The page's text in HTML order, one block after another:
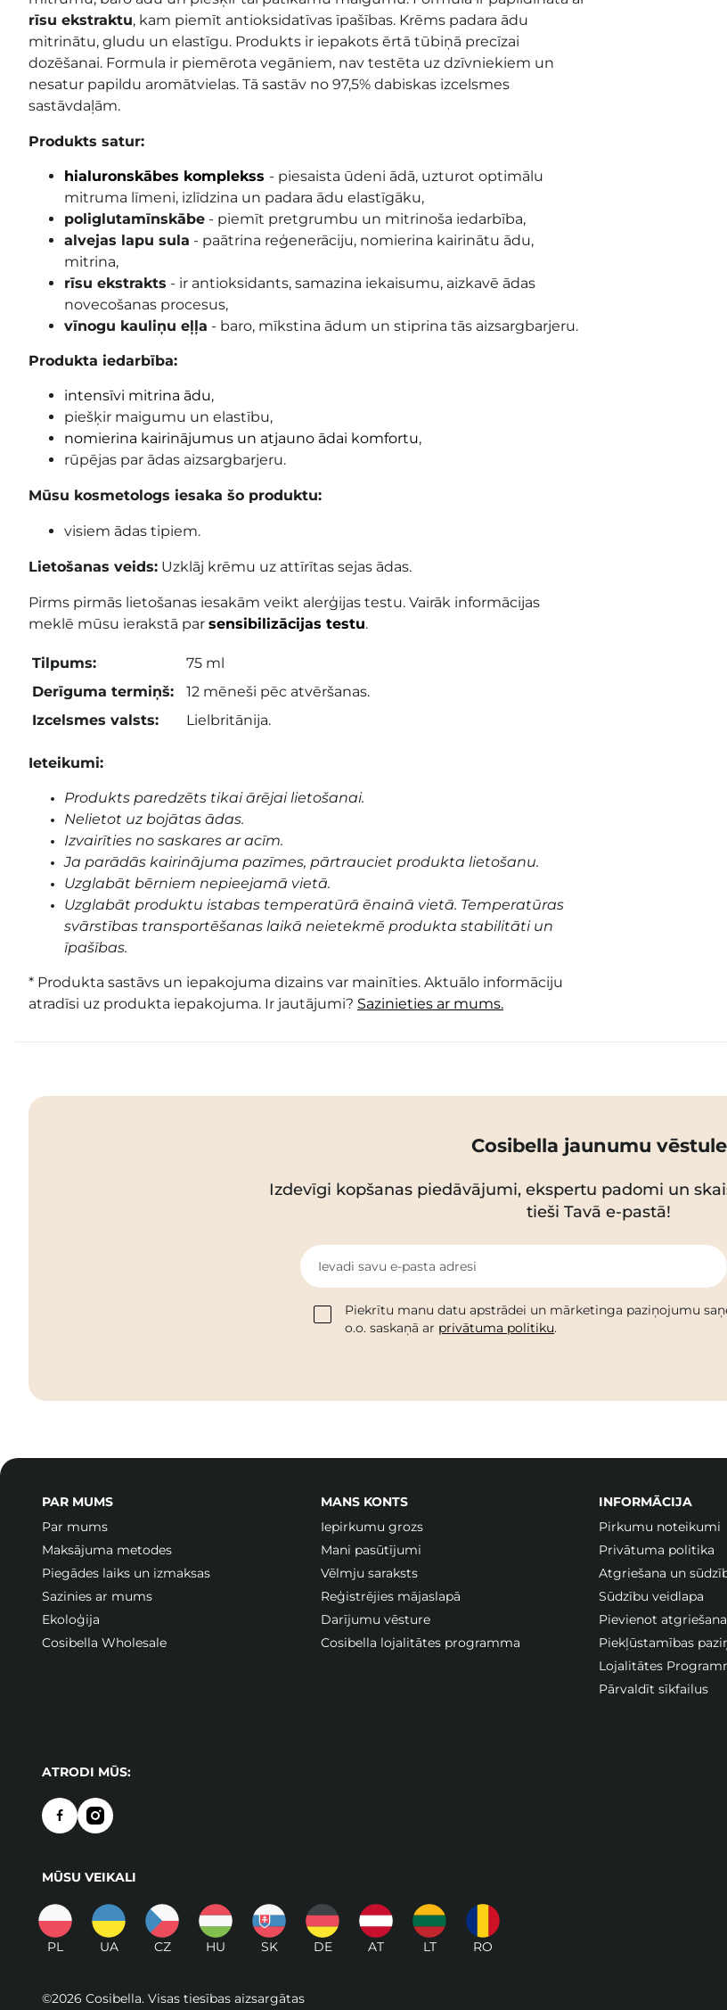
rīsu ekstraktu, kam piemīt antioksidatīvas īpašības. Krēms padara ādu
mitrinātu, gludu un elastīgu. Produkts ir iepakots ērtā tūbiņā precīzai
dozēšanai. Formula ir piemērota vegāniem, nav testēta uz dzīvniekiem un
nesatur papildu aromātvielas. Tā sastāv no 97,5% dabiskas izcelsmes
sastāvdaļām.
Produkts satur:
hialuronskābes komplekss - piesaista ūdeni ādā, uzturot optimālu
mitruma līmeni, izlīdzina un padara ādu elastīgāku,
poliglutamīnskābe - piemīt pretgrumbu un mitrinoša iedarbība,
alvejas lapu sula - paātrina reģenerāciju, nomierina kairinātu ādu,
mitrina,
rīsu ekstrakts - ir antioksidants, samazina iekaisumu, aizkavē ādas
novecošanas procesus,
vīnogu kauliņu eļļa - baro, mīkstina ādum un stiprina tās aizsargbarjeru.
Produkta iedarbība:
intensīvi mitrina ādu,
piešķir maigumu un elastību,
nomierina kairinājumus un atjauno ādai komfortu,
rūpējas par ādas aizsargbarjeru.
Mūsu kosmetologs iesaka šo produktu:
visiem ādas tipiem.
Lietošanas veids: Uzklāj krēmu uz attīrītas sejas ādas.
Pirms pirmās lietošanas iesakām veikt alerģijas testu. Vairāk informācijas
meklē mūsu ierakstā par sensibilizācijas testu.
Tilpums:
75 ml
Derīguma termiņš:
12 mēneši pēc atvēršanas.
Izcelsmes valsts:
Lielbritānija.
Ieteikumi:
Produkts paredzēts tikai ārējai lietošanai.
Nelietot uz bojātas ādas.
Izvairīties no saskares ar acīm.
Ja parādās kairinājuma pazīmes, pārtrauciet produkta lietošanu.
Uzglabāt bērniem nepieejamā vietā.
Uzglabāt produktu istabas temperatūrā ēnainā vietā. Temperatūras
svārstības transportēšanas laikā neietekmē produkta stabilitāti un
īpašības.
* Produkta sastāvs un iepakojuma dizains var mainīties. Aktuālo informāciju
atradīsi uz produkta iepakojuma. Ir jautājumi? Sazinieties ar mums.
Cosibella jaunumu vēstule
Izdevīgi kopšanas piedāvājumi, ekspertu padomi un
tieši Tavā e-pastā!
Ievadi savu e-pasta adresi
Piekrītu manu datu apstrādei un mārketinga paziņojumu
o.o. saskaņā ar privātuma politiku.
PAR MUMS
Par mums
Maksājuma metodes
Piegādes laiks un izmaksas
Sazinies ar mums
Ekoloģija
Cosibella Wholesale
MANS KONTS
Iepirkumu grozs
Mani pasūtījumi
Vēlmju saraksts
Reģistrējies mājaslapā
Darījumu vēsture
Cosibella lojalitātes programma
INFORMĀCIJA
Pirkumu noteikumi
Privātuma politika
Atgriešana un
Sūdzību veidlapa
Pievienot
Piekļūstamības
Lojalitātes
Pārvaldīt sīkfailus
ATRODI MŪS:
MŪSU VEIKALI
PL UA CZ HU SK DE AT LT RO
©2026 Cosibella. Visas tiesības aizsargātas